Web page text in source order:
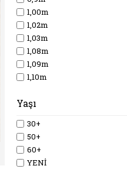
1,00m
1,02m
1,03m
1,08m
1,09m
1,10m
1,12m
1,14m
1,16m
1,20m
Yaşı
30+
50+
60+
YENİ